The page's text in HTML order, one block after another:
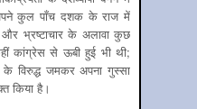
कुल पाँच दशक के राज में
और भ्रष्टाचार के अलावा कुछ
कांग्रेस से ऊबी हुई भी थी;
के विरुद्ध जमकर अपना गुस्सा
किया है।